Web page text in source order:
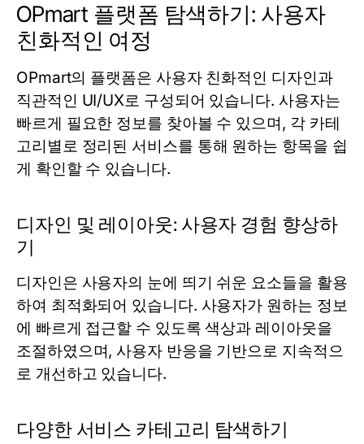
OPmart 플랫폼 탐색하기: 사용자
친화적인 여정
OPmart의 플랫폼은 사용자 친화적인 디자인과
직관적인 UI/UX로 구성되어 있습니다. 사용자는
빠르게 필요한 정보를 찾아볼 수 있으며, 각 카테
고리별로 정리된 서비스를 통해 원하는 항목을 쉽
게 확인할 수 있습니다.
디자인 및 레이아웃: 사용자 경험 향상하
기
디자인은 사용자의 눈에 띄기 쉬운 요소들을 활용
하여 최적화되어 있습니다. 사용자가 원하는 정보
에 빠르게 접근할 수 있도록 색상과 레이아웃을
조절하였으며, 사용자 반응을 기반으로 지속적으
로 개선하고 있습니다.
다양한 서비스 카테고리 탐색하기